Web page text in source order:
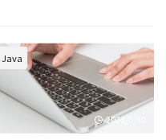
Java
2021/5/30